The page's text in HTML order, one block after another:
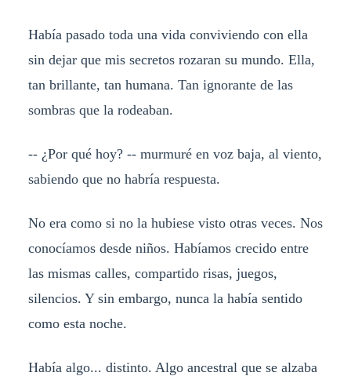
Había pasado toda una vida conviviendo con ella
sin dejar que mis secretos rozaran su mundo. Ella,
tan brillante, tan humana. Tan ignorante de las
sombras que la rodeaban.
-- ¿Por qué hoy? -- murmuré en voz baja, al viento,
sabiendo que no habría respuesta.
No era como si no la hubiese visto otras veces. Nos
conocíamos desde niños. Habíamos crecido entre
las mismas calles, compartido risas, juegos,
silencios. Y sin embargo, nunca la había sentido
como esta noche.
Había algo... distinto. Algo ancestral que se alzaba